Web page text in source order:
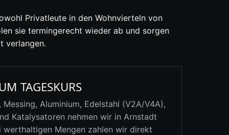
Privatleute in den Wohnvierteln von
sie termingerecht wieder ab und sorgen
verlangen.
TAGESKURS
Aluminium, Edelstahl (V2A/V4A),
Katalysatoren nehmen wir in Arnstadt
werthaltigen Mengen zahlen wir direkt